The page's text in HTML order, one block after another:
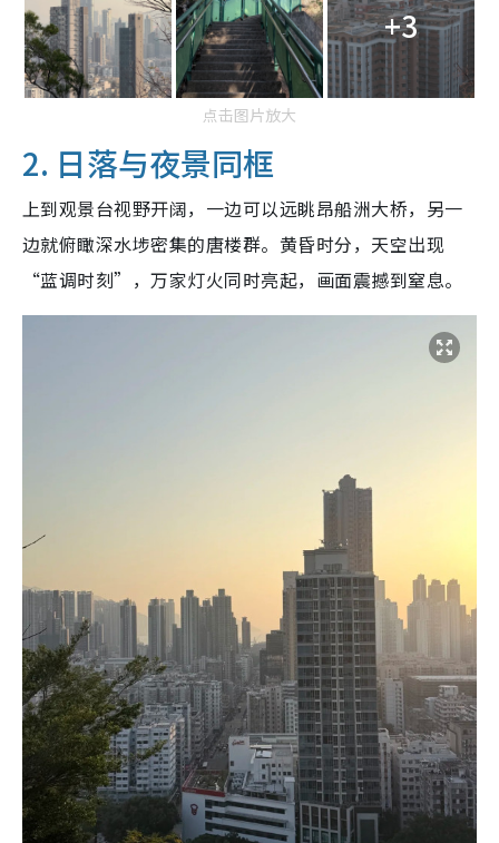
+3
点击图片放大
2. 日落与夜景同框
上到观景台视野开阔，一边可以远眺昂船洲大桥，另一
边就俯瞰深水埗密集的唐楼群。黄昏时分，天空出现
“蓝调时刻”，万家灯火同时亮起，画面震撼到窒息。